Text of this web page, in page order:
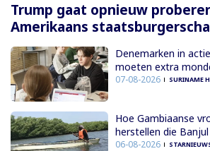
Trump gaat opnieuw
Amerikaans
Denemarken in
moeten extra
07-08-2026 SURINAME
Hoe Gambiaanse
herstellen die
06-08-2026